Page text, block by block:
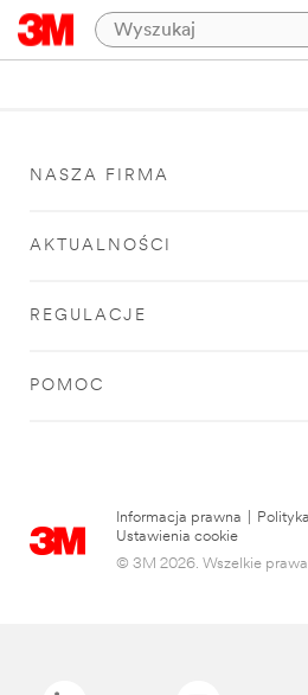
NASZA FIRMA
AKTUALNOŚCI
REGULACJE
POMOC
Informacja prawna
Ustawienia cookie
© 3M 2026. Wszelkie prawa